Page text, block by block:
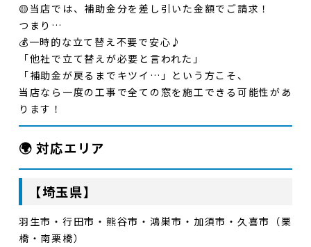
🟡 当店では、補助金分を差し引いた金額でご請求！
つまり…
💰一時的な立て替え不要で安心♪
「他社で立て替えが必要と言われた」
「補助金が戻るまでキツイ…」という方こそ、
当店なら一度の工事で全ての窓を施工できる可能性があ
ります！
🌍 対応エリア
【埼玉県】
羽生市・行田市・熊谷市・鴻巣市・加須市・久喜市（栗
橋・南栗橋）